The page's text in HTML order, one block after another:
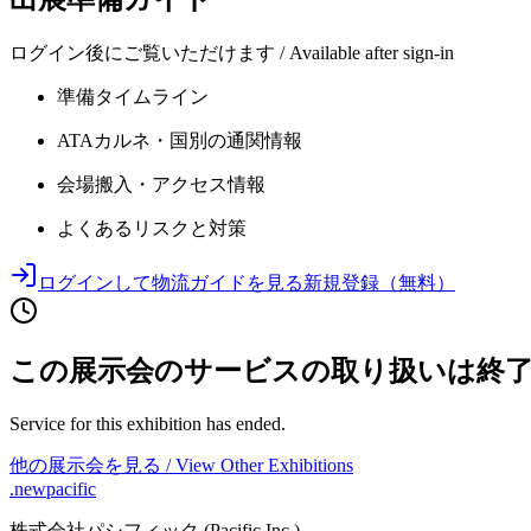
ログイン後にご覧いただけます / Available after sign-in
準備タイムライン
ATAカルネ・国別の通関情報
会場搬入・アクセス情報
よくあるリスクと対策
ログインして物流ガイドを見る新規登録（無料）
この展示会のサービスの取り扱いは終
Service for this exhibition has ended.
他の展示会を見る / View Other Exhibitions
.newpacific